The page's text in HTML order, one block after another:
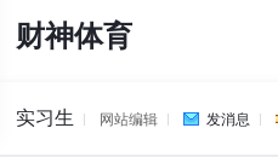
›
财神体育
实习生 网站编辑 发消息